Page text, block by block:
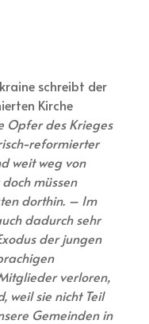
schreibt der
Kirche
Opfer des Krieges
reformierter
weit weg von
müssen
dorthin. – Im
dadurch sehr
der jungen
verloren,
weil sie nicht Teil
Gemeinden in